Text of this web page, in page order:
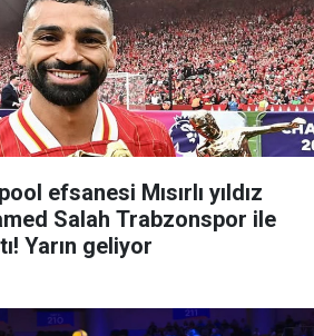
efsanesi Mısırlı yıldız
Salah Trabzonspor ile
Yarın geliyor